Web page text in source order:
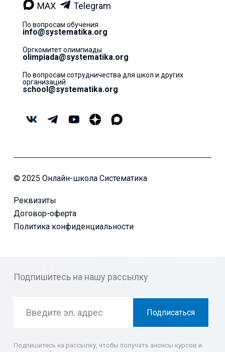
MAX Telegram
По вопросам обучения
info@systematika.org
Оргкомитет олимпиады
olimpiada@systematika.org
По вопросам сотрудничества для школ и других
организаций
school@systematika.org
© 2025 Онлайн-школа Систематика
Реквизиты
Договор-оферта
Политика конфиденциальности
Подпишитесь на нашу рассылку
Подписаться
Подпишитесь на рассылку, чтобы получать анонсы курсов и